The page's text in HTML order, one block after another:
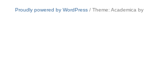
Proudly powered by WordPress / Theme: Academica by